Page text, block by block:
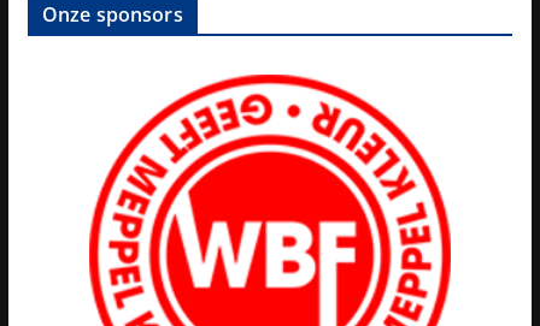
Onze sponsors